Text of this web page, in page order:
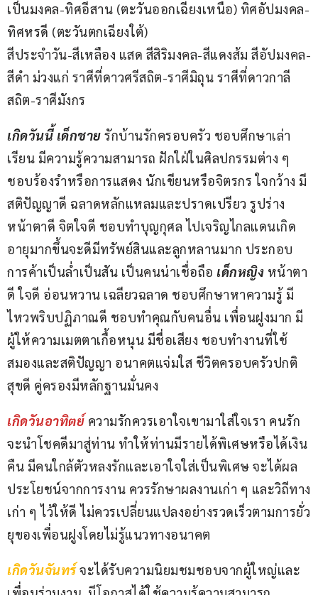
เป็นมงคล-ทิศอีสาน (ตะวันออกเฉียงเหนือ) ทิศอัปมงคล-
ทิศหรดี (ตะวันตกเฉียงใต้)
สีประจำวัน-สีเหลือง แสด สีสิริมงคล-สีแดงส้ม สีอัปมงคล-
สีดำ ม่วงแก่ ราศีที่ดาวศรีสถิต-ราศีมิถุน ราศีที่ดาวกาลี
สถิต-ราศีมังกร
เกิดวันนี้ เด็กชาย รักบ้านรักครอบครัว ชอบศึกษาเล่า
เรียน มีความรู้ความสามารถ ฝักใฝ่ในศิลปกรรมต่าง ๆ
ชอบร้องรำหรือการแสดง นักเขียนหรือจิตรกร ใจกว้าง มี
สติปัญญาดี ฉลาดหลักแหลมและปราดเปรียว รูปร่าง
หน้าตาดี จิตใจดี ชอบทำบุญกุศล ไปเจริญไกลแดนเกิด
อายุมากขึ้นจะดีมีทรัพย์สินและลูกหลานมาก ประกอบ
การค้าเป็นล่ำเป็นสัน เป็นคนน่าเชื่อถือ เด็กหญิง หน้าตา
ดี ใจดี อ่อนหวาน เฉลียวฉลาด ชอบศึกษาหาความรู้ มี
ไหวพริบปฏิภาณดี ชอบทำคุณกับคนอื่น เพื่อนฝูงมาก มี
ผู้ให้ความเมตตาเกื้อหนุน มีชื่อเสียง ชอบทำงานที่ใช้
สมองและสติปัญญา อนาคตแจ่มใส ชีวิตครอบครัวปกติ
สุขดี คู่ครองมีหลักฐานมั่นคง
เกิดวันอาทิตย์ ความรักควรเอาใจเขามาใส่ใจเรา คนรัก
จะนำโชคดีมาสู่ท่าน ทำให้ท่านมีรายได้พิเศษหรือได้เงิน
คืน มีคนใกล้ตัวหลงรักและเอาใจใส่เป็นพิเศษ จะได้ผล
ประโยชน์จากการงาน ควรรักษาผลงานเก่า ๆ และวิถีทาง
เก่า ๆ ไว้ให้ดี ไม่ควรเปลี่ยนแปลงอย่างรวดเร็วตามการยั่ว
ยุของเพื่อนฝูงโดยไม่รู้แนวทางอนาคต
เกิดวันจันทร์ จะได้รับความนิยมชมชอบจากผู้ใหญ่และ